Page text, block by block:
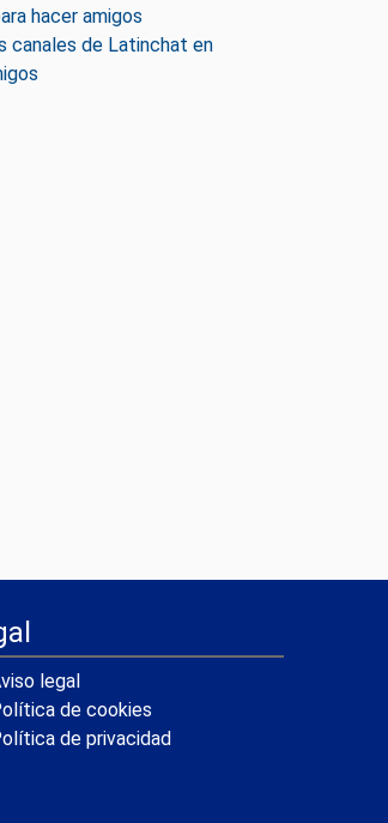
hacer amigos
canales de Latinchat en
legal
de cookies
de privacidad